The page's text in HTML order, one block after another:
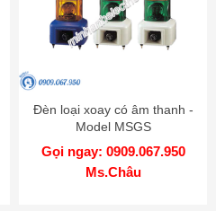
Đèn loại xoay có âm thanh -
Model MSGS
Gọi ngay: 0909.067.950
Ms.Châu